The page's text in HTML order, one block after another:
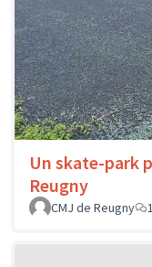
Un skate-park
Reugny
CMJ de Reugny
1